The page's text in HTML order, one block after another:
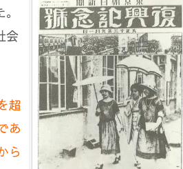
会
超
あ
ら